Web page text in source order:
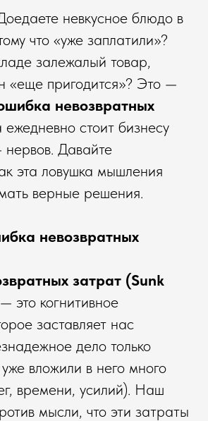
невкусное блюдо в
что «уже заплатили»?
залежалый товар,
«еще пригодится»? Это —
невозвратных
стоит бизнесу
Давайте
эта ловушка мышления
верные решения.
невозвратных
затрат (Sunk
— это когнитивное
заставляет нас
дело только
вложили в него много
времени, усилий). Наш
мысли, что эти затраты